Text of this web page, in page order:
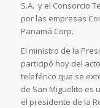
S.A. y el Consorcio
por las empresas
Panamá Corp.
El ministro de la
participó hoy del
teleférico que se
de San Miguelito es
el presidente de la